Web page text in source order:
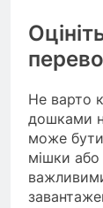
Не варто
дошками
може
мішки